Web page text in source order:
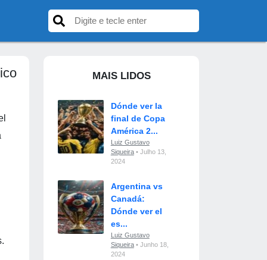
MAIS LIDOS
Dónde ver la
final de Copa
América 2...
Luiz Gustavo
Siqueira• Julho 13,
2024
Argentina vs
Canadá:
Dónde ver el
es...
Luiz Gustavo
Siqueira• Junho 18,
2024